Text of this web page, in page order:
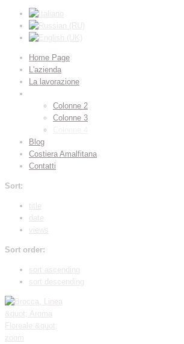
Home Page
L'azienda
La lavorazione
Colonne 2
Colonne 3
Blog
Costiera Amalfitana
Contatti
Sort:
title
date
views
Sort order:
sort ascending
sort descending
zoom